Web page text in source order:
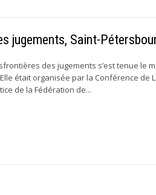
jugements, Saint-
des jugements s’est tenue le
était organisée par la Conférence de
de la Fédération de...